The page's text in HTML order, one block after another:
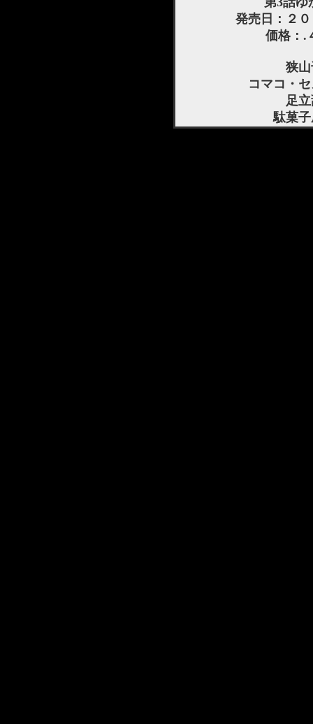
発売日：２
価格：.
狭
コマコ・
足
駄菓